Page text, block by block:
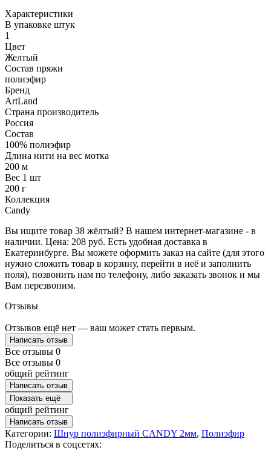
Характеристики
В упаковке штук
1
Цвет
Желтый
Состав пряжи
полиэфир
Бренд
ArtLand
Страна производитель
Россия
Состав
100% полиэфир
Длина нити на вес мотка
200 м
Вес 1 шт
200 г
Коллекция
Candy
Вы ищите товар 38 жёлтый? В нашем интернет-магазине - в
наличии. Цена: 208 руб. Есть удобная доставка в
Екатеринбурге. Вы можете оформить заказ на сайте (для этого
нужно сложить товар в корзину, перейти в неё и заполнить
поля), позвонить нам по телефону, либо заказать звонок и мы
Вам перезвоним.
Отзывы
Отзывов ещё нет — ваш может стать первым.
Написать отзыв
Все отзывы 0
Все отзывы 0
общий рейтинг
Написать отзыв
Показать ещё
общий рейтинг
Написать отзыв
Категории: Шнур полиэфирный CANDY 2мм, Полиэфир
Поделиться в соцсетях: